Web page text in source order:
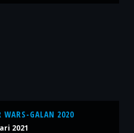
WARS-GALAN 2020
2021